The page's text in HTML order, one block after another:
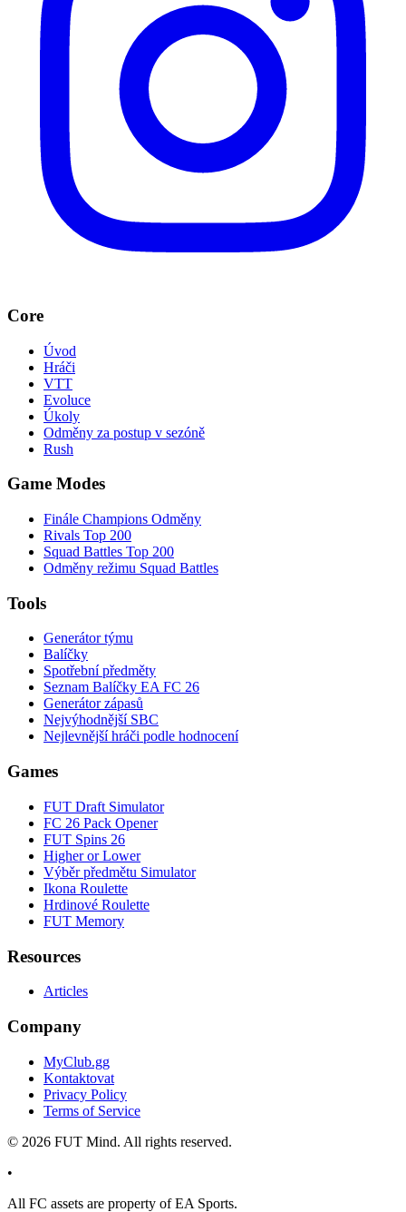
Core
Úvod
Hráči
VTT
Evoluce
Úkoly
Odměny za postup v sezóně
Rush
Game Modes
Finále Champions Odměny
Rivals Top 200
Squad Battles Top 200
Odměny režimu Squad Battles
Tools
Generátor týmu
Balíčky
Spotřební předměty
Seznam Balíčky EA FC 26
Generátor zápasů
Nejvýhodnější SBC
Nejlevnější hráči podle hodnocení
Games
FUT Draft Simulator
FC 26 Pack Opener
FUT Spins 26
Higher or Lower
Výběr předmětu Simulator
Ikona Roulette
Hrdinové Roulette
FUT Memory
Resources
Articles
Company
MyClub.gg
Kontaktovat
Privacy Policy
Terms of Service
© 2026 FUT Mind. All rights reserved.
•
All FC assets are property of EA Sports.